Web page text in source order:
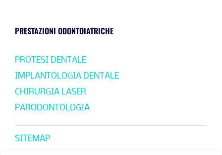
PRESTAZIONI ODONTOIATRICHE
PROTESI DENTALE
IMPLANTOLOGIA DENTALE
CHIRURGIA LASER
PARODONTOLOGIA
SITEMAP